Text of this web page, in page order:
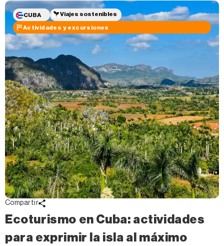
CUBA Viajes sostenibles
Actividades y excursiones
Ecoturismo en Cuba: actividades
para exprimir la isla al máximo
Compartir